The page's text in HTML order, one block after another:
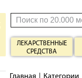
ЛЕКАРСТВЕННЫЕ
СРЕДСТВА